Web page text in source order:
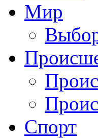
Мир
Спорт